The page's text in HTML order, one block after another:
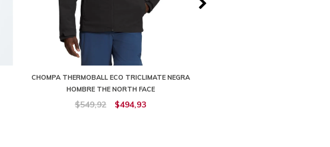
CHOMPA THERMOBALL ECO TRICLIMATE NEGRA
HOMBRE THE NORTH FACE
$549,92 $494,93